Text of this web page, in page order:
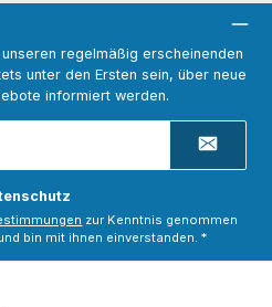
regelmäßig erscheinenden
unter den Ersten sein, über neue
informiert werden.
zur Kenntnis genommen
bin mit ihnen einverstanden. *